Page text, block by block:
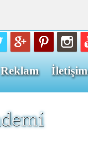
Reklam İletişim